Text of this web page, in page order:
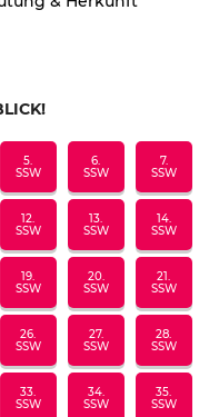
5.
SSW
6.
SSW
7.
SSW
12.
SSW
13.
SSW
14.
SSW
19.
SSW
20.
SSW
21.
SSW
26.
SSW
27.
SSW
28.
SSW
33.
SSW
34.
SSW
35.
SSW